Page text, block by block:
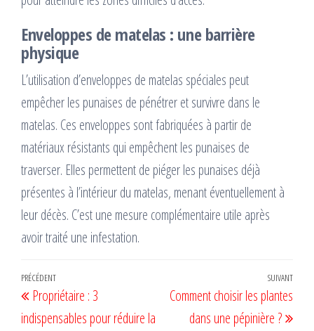
Enveloppes de matelas : une barrière
physique
L’utilisation d’enveloppes de matelas spéciales peut
empêcher les punaises de pénétrer et survivre dans le
matelas. Ces enveloppes sont fabriquées à partir de
matériaux résistants qui empêchent les punaises de
traverser. Elles permettent de piéger les punaises déjà
présentes à l’intérieur du matelas, menant éventuellement à
leur décès. C’est une mesure complémentaire utile après
avoir traité une infestation.
Navigation
de
Article
précédent
PRÉCÉDENT
Propriétaire : 3
indispensables pour réduire la
SUIVANT
Comment choisir les plantes
dans une pépinière ?